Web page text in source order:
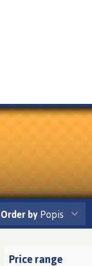
Order by Popis
Price range